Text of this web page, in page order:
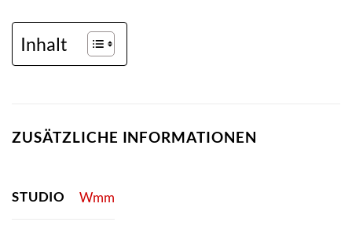
Inhalt
ZUSÄTZLICHE INFORMATIONEN
STUDIO Wmm